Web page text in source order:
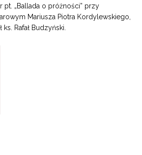
pt. „Ballada o próżności” przy
Mariusza Piotra Kordylewskiego,
ks. Rafał Budzyński.